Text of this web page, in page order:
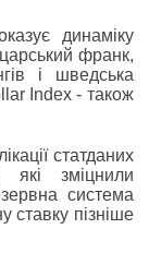
динаміку
франк,
і шведська
Index - також
статданих
які зміцнили
система
пізніше